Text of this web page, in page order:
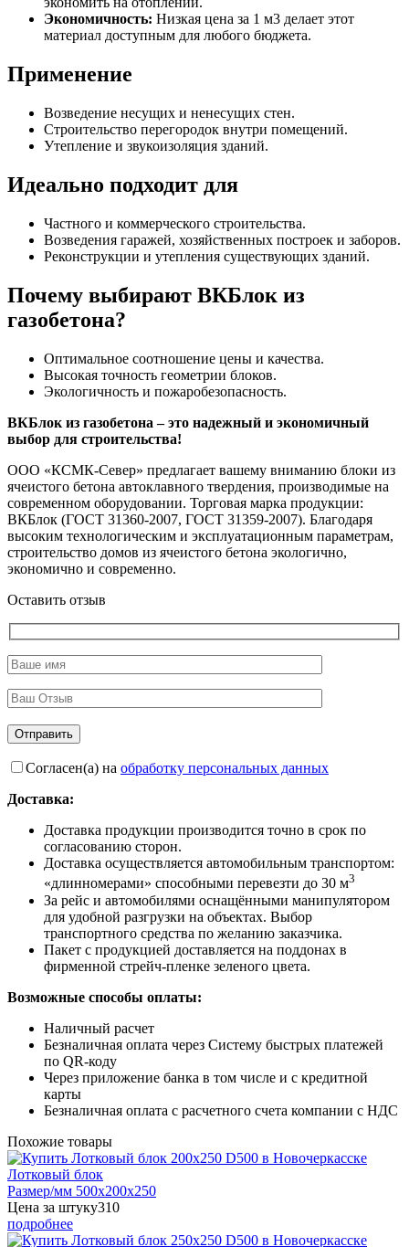
Экономичность: Низкая цена за 1 м3 делает этот
материал доступным для любого бюджета.
Применение
Возведение несущих и ненесущих стен.
Строительство перегородок внутри помещений.
Утепление и звукоизоляция зданий.
Идеально подходит для
Частного и коммерческого строительства.
Возведения гаражей, хозяйственных построек и заборов.
Реконструкции и утепления существующих зданий.
Почему выбирают ВКБлок из
газобетона?
Оптимальное соотношение цены и качества.
Высокая точность геометрии блоков.
Экологичность и пожаробезопасность.
ВКБлок из газобетона – это надежный и экономичный
выбор для строительства!
ООО «КСМК-Север» предлагает вашему вниманию блоки из
ячеистого бетона автоклавного твердения, производимые на
современном оборудовании. Торговая марка продукции:
ВКБлок (ГОСТ 31360-2007, ГОСТ 31359-2007). Благодаря
высоким технологическим и эксплуатационным параметрам,
строительство домов из ячеистого бетона экологично,
экономично и современно.
Оставить отзыв
Согласен(а) на обработку персональных данных
Доставка:
Доставка продукции производится точно в срок по
согласованию сторон.
Доставка осуществляется автомобильным транспортом:
«длинномерами» способными перевезти до 30 м3
За рейс и автомобилями оснащёнными манипулятором
для удобной разгрузки на объектах. Выбор
транспортного средства по желанию заказчика.
Пакет с продукцией доставляется на поддонах в
фирменной стрейч-пленке зеленого цвета.
Возможные способы оплаты:
Наличный расчет
Безналичная оплата через Систему быстрых платежей
по QR-коду
Через приложение банка в том числе и с кредитной
карты
Безналичная оплата с расчетного счета компании с НДС
Похожие товары
Лотковый блок
Размер/мм 500x200x250
Цена за штуку310
подробнее